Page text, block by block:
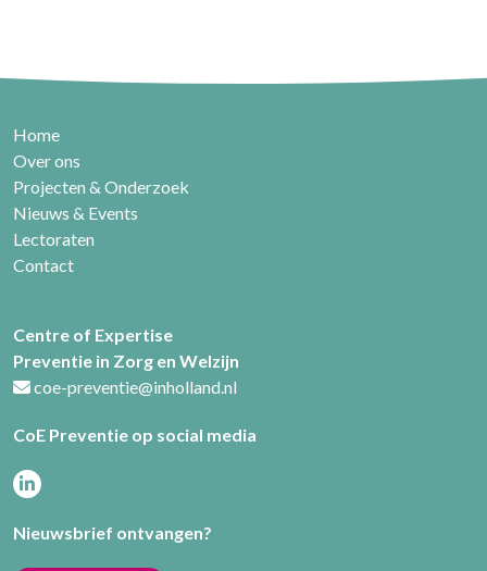
Home
Over ons
Projecten & Onderzoek
Nieuws & Events
Lectoraten
Contact
Centre of Expertise
Preventie in Zorg en Welzijn
coe-preventie@inholland.nl
CoE Preventie op social media
Nieuwsbrief ontvangen?